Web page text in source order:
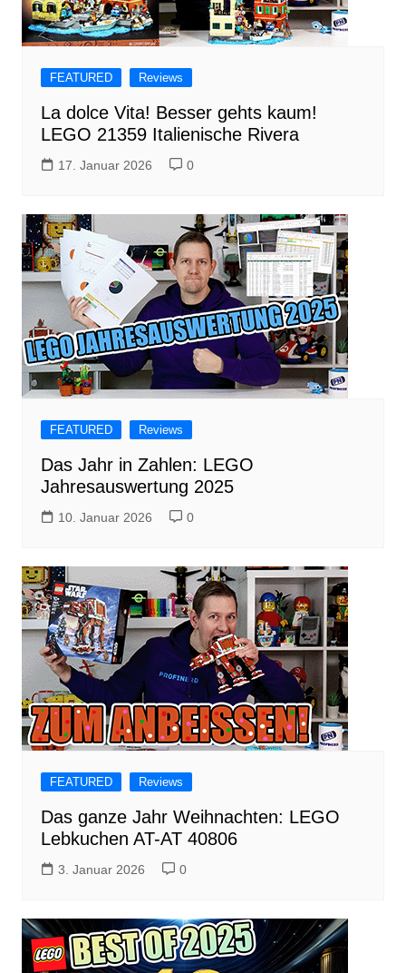
FEATURED Reviews
La dolce Vita! Besser gehts kaum!
LEGO 21359 Italienische Rivera
17. Januar 2026 0
FEATURED Reviews
Das Jahr in Zahlen: LEGO
Jahresauswertung 2025
10. Januar 2026 0
FEATURED Reviews
Das ganze Jahr Weihnachten: LEGO
Lebkuchen AT-AT 40806
3. Januar 2026 0